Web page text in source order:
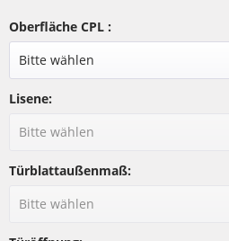
Oberfläche CPL :
Lisene:
Türblattaußenmaß: